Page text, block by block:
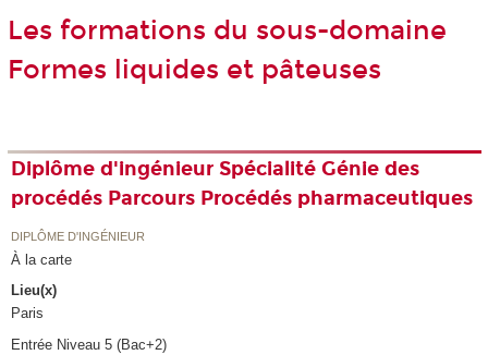
Les formations du sous-domaine
Formes liquides et pâteuses
Diplôme d'ingénieur Spécialité Génie des
procédés Parcours Procédés pharmaceutiques
DIPLÔME D'INGÉNIEUR
À la carte
Lieu(x)
Paris
Entrée Niveau 5 (Bac+2)